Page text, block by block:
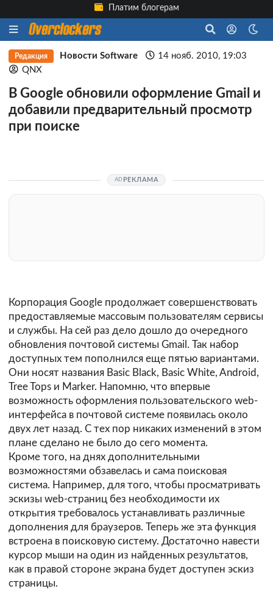
Платим блогерам
Редакция Новости Software
14 нояб. 2010, 19:03
QNX
В Google обновили оформление Gmail и
добавили предварительный просмотр
при поиске
РЕКЛАМА
Корпорация Google продолжает совершенствовать
предоставляемые массовым пользователям сервисы
и службы. На сей раз дело дошло до очередного
обновления почтовой системы Gmail. Так набор
доступных тем пополнился еще пятью вариантами.
Они носят названия Basic Black, Basic White, Android,
Tree Tops и Marker. Напомню, что впервые
возможность оформления пользовательского web-
интерфейса в почтовой системе появилась около
двух лет назад. С тех пор никаких изменений в этом
плане сделано не было до сего момента.
Кроме того, на днях дополнительными
возможностями обзавелась и сама поисковая
система. Например, для того, чтобы просматривать
эскизы web-страниц без необходимости их
открытия требовалось устанавливать различные
дополнения для браузеров. Теперь же эта функция
встроена в поисковую систему. Достаточно навести
курсор мыши на один из найденных результатов,
как в правой стороне экрана будет доступен эскиз
страницы.